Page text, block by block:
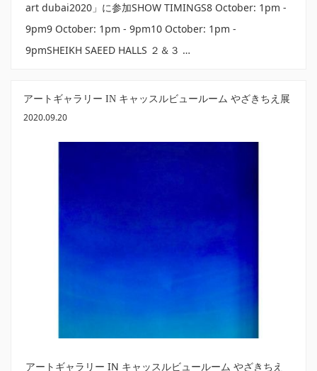
art dubai2020」に参加SHOW TIMINGS8 October: 1pm -
9pm9 October: 1pm - 9pm10 October: 1pm -
9pmSHEIKH SAEED HALLS ２＆３ …
アートギャラリー IN キャッスルビュールーム やざきちえ展
2020.09.20
アートギャラリー IN キャッスルビュールーム やざきちえ